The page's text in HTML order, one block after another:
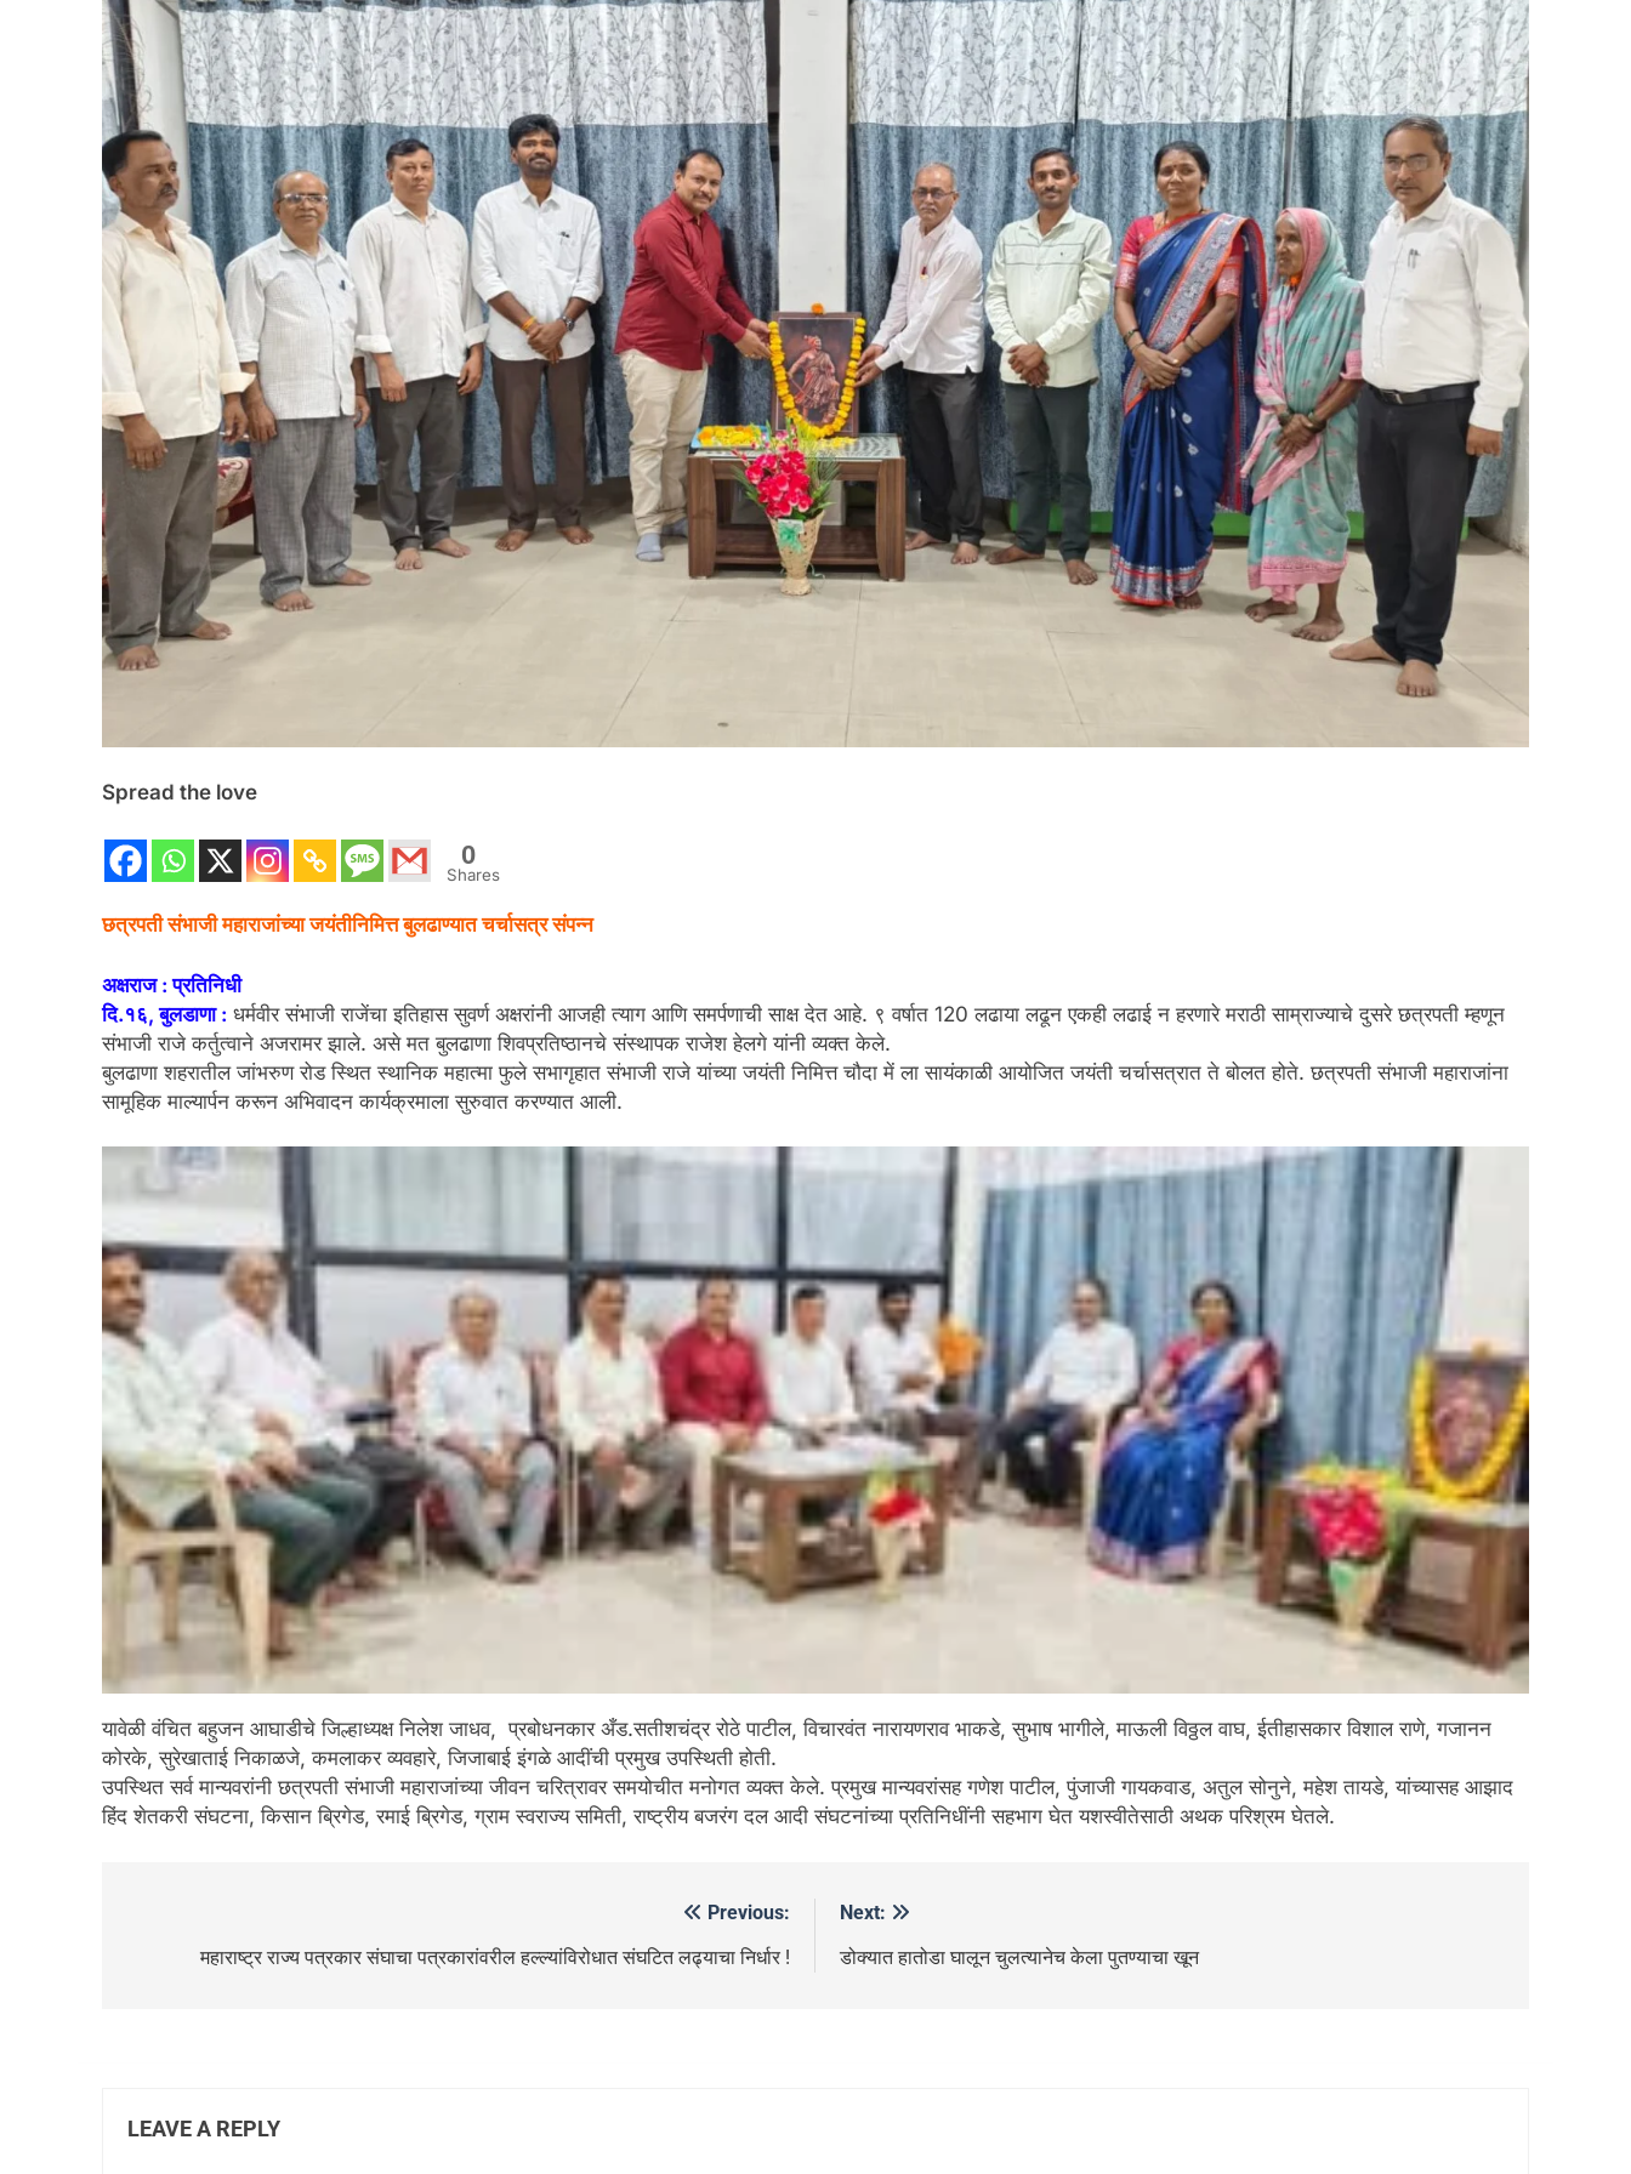
Spread the love
0
Shares
छत्रपती संभाजी महाराजांच्या जयंतीनिमित्त बुलढाण्यात चर्चासत्र संपन्न
अक्षराज : प्रतिनिधी
दि.१६, बुलडाणा : धर्मवीर संभाजी राजेंचा इतिहास सुवर्ण अक्षरांनी आजही त्याग आणि समर्पणाची साक्ष देत आहे. ९ वर्षात 120 लढाया लढून एकही लढाई न हरणारे मराठी साम्राज्याचे दुसरे छत्रपती म्हणून
संभाजी राजे कर्तुत्वाने अजरामर झाले. असे मत बुलढाणा शिवप्रतिष्ठानचे संस्थापक राजेश हेलगे यांनी व्यक्त केले.
बुलढाणा शहरातील जांभरुण रोड स्थित स्थानिक महात्मा फुले सभागृहात संभाजी राजे यांच्या जयंती निमित्त चौदा में ला सायंकाळी आयोजित जयंती चर्चासत्रात ते बोलत होते. छत्रपती संभाजी महाराजांना
सामूहिक माल्यार्पन करून अभिवादन कार्यक्रमाला सुरुवात करण्यात आली.
यावेळी वंचित बहुजन आघाडीचे जिल्हाध्यक्ष निलेश जाधव, प्रबोधनकार अँड.सतीशचंद्र रोठे पाटील, विचारवंत नारायणराव भाकडे, सुभाष भागीले, माऊली विठ्ठल वाघ, ईतीहासकार विशाल राणे, गजानन
कोरके, सुरेखाताई निकाळजे, कमलाकर व्यवहारे, जिजाबाई इंगळे आदींची प्रमुख उपस्थिती होती.
उपस्थित सर्व मान्यवरांनी छत्रपती संभाजी महाराजांच्या जीवन चरित्रावर समयोचीत मनोगत व्यक्त केले. प्रमुख मान्यवरांसह गणेश पाटील, पुंजाजी गायकवाड, अतुल सोनुने, महेश तायडे, यांच्यासह आझाद
हिंद शेतकरी संघटना, किसान ब्रिगेड, रमाई ब्रिगेड, ग्राम स्वराज्य समिती, राष्ट्रीय बजरंग दल आदी संघटनांच्या प्रतिनिधींनी सहभाग घेत यशस्वीतेसाठी अथक परिश्रम घेतले.
Previous:
महाराष्ट्र राज्य पत्रकार संघाचा पत्रकारांवरील हल्ल्यांविरोधात संघटित लढ्याचा निर्धार !
Next:
डोक्यात हातोडा घालून चुलत्यानेच केला पुतण्याचा खून
LEAVE A REPLY